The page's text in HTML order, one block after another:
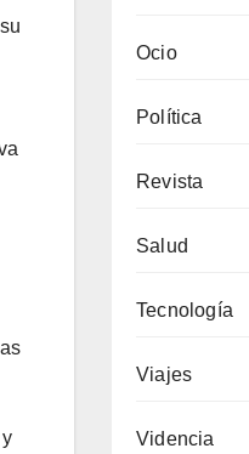
Ocio
Política
Revista
Salud
Tecnología
Viajes
Videncia